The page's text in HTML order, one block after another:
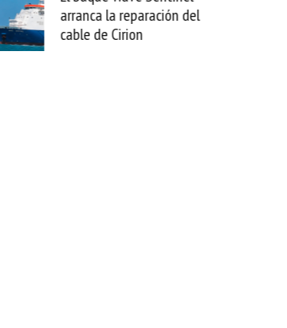
arranca la reparación del
cable de Cirion